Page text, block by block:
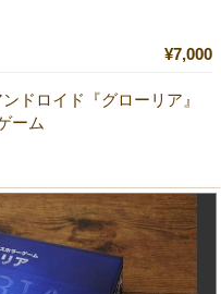
¥7,000
ドロイド『グローリア』
ーム